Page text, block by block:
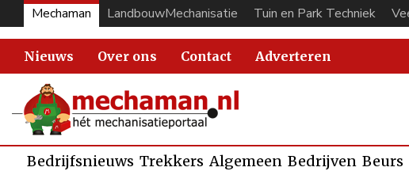
Mechaman LandbouwMechanisatie Tuin en Park Techniek
Nieuws Over ons Contact Adverteren
Bedrijfsnieuws Trekkers Algemeen Bedrijven Beurs